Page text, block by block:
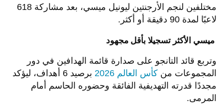
مختلفين لنجم الأرجنتين ليونيل ميسي، بعد مشاركة 618
لاعبًا لمدة 90 دقيقة أو أكثر.
وتربع قائد التانجو على صدارة قائمة الهدافين في دور
المجموعات من كأس العالم 2026
برصيد 6 أهداف، ليؤكد
مجددًا قدرته التهديفية الفائقة وحضوره الحاسم أمام
المرمى.